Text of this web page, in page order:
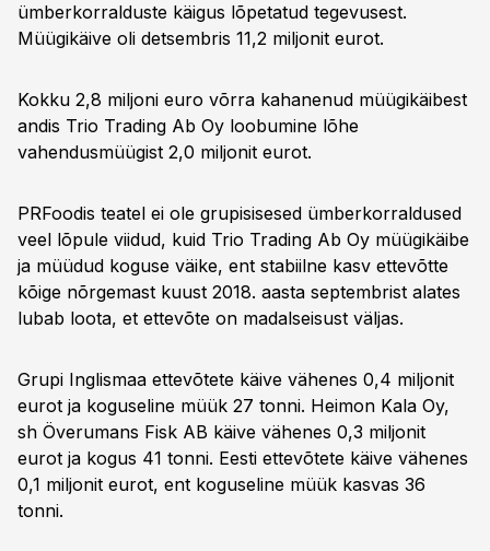
ümberkorralduste käigus lõpetatud tegevusest.
Müügikäive oli detsembris 11,2 miljonit eurot.
Kokku 2,8 miljoni euro võrra kahanenud müügikäibest
andis Trio Trading Ab Oy loobumine lõhe
vahendusmüügist 2,0 miljonit eurot.
PRFoodis teatel ei ole grupisisesed ümberkorraldused
veel lõpule viidud, kuid Trio Trading Ab Oy müügikäibe
ja müüdud koguse väike, ent stabiilne kasv ettevõtte
kõige nõrgemast kuust 2018. aasta septembrist alates
lubab loota, et ettevõte on madalseisust väljas.
Grupi Inglismaa ettevõtete käive vähenes 0,4 miljonit
eurot ja koguseline müük 27 tonni. Heimon Kala Oy,
sh Överumans Fisk AB käive vähenes 0,3 miljonit
eurot ja kogus 41 tonni. Eesti ettevõtete käive vähenes
0,1 miljonit eurot, ent koguseline müük kasvas 36
tonni.